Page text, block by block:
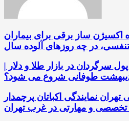
اکسیژن ساز برقی برای بیماران
تنفسی، در چه روزهای آلوده سال
پول سرگردان در بازار طلا و دلار |
طوفانی شروع می شود؟
تهران نمایندگی اکباتان پرچمدار
و مهارتی در غرب تهران